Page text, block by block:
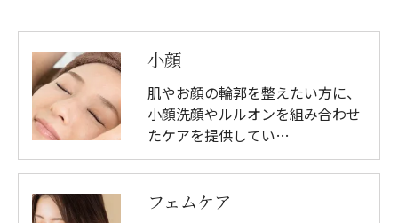
小顔
肌やお顔の輪郭を整えたい方に、
小顔洗顔やルルオンを組み合わせ
たケアを提供してい…
フェムケア